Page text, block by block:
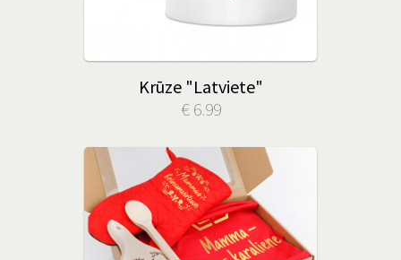
Krūze "Latviete"
€ 6.99